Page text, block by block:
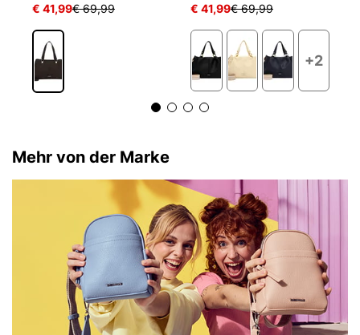
€ 41,99€ 69,99 € 41,99€ 69,99
+2
Mehr von der Marke